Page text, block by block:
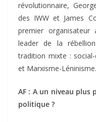
révolutionnaire,
des IWW et James
premier
leader de la
tradition mixte :
et Marxisme-
AF : A un niveau
politique ?